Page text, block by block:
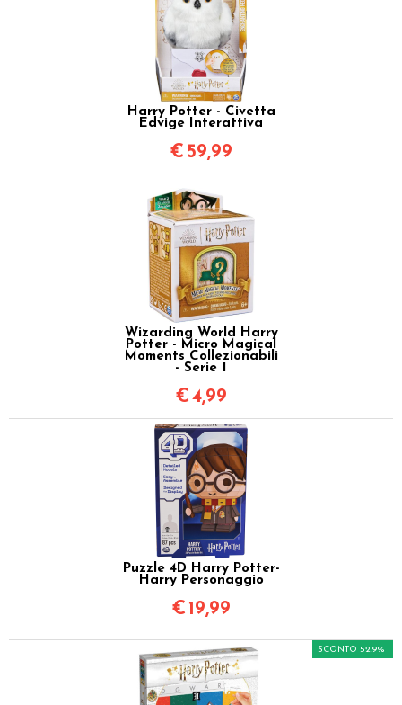
Harry Potter - Civetta
Edvige Interattiva
€ 59,99
Wizarding World Harry
Potter - Micro Magical
Moments Collezionabili
- Serie 1
€4,99
Puzzle 4D Harry Potter-
Harry Personaggio
€ 19,99
SCONTO 52.9%